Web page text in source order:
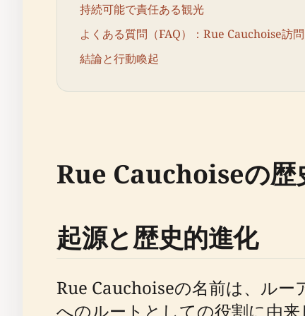
持続可能で責任ある観光
よくある質問（FAQ）：Rue Cauchoise訪
結論と行動喚起
Rue Cauchoiseの歴
起源と歴史的進化
Rue Cauchoiseの名前は、ル
へのルートとしての役割に由